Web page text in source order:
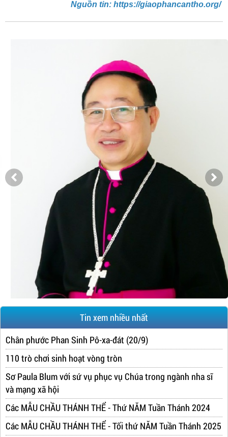
Nguồn tin: https://giaophancantho.org/
Tin xem nhiều nhất
Chân phước Phan Sinh Pô-xa-đát (20/9)
110 trò chơi sinh hoạt vòng tròn
Sơ Paula Blum với sứ vụ phục vụ Chúa trong ngành nha sĩ
và mạng xã hội
Các MẪU CHẦU THÁNH THỂ - Thứ NĂM Tuần Thánh 2024
Các MẪU CHẦU THÁNH THỂ - Tối thứ NĂM Tuần Thánh 2025